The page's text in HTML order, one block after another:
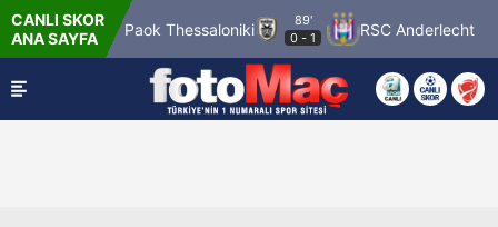
CANLI SKOR
ANA SAYFA
Pafos FC Paok Thessaloniki
89'
0- 1 RSC Anderlecht